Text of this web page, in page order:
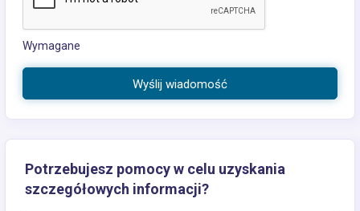
Wymagane
Wyślij wiadomość
Potrzebujesz pomocy w celu uzyskania
szczegółowych informacji?